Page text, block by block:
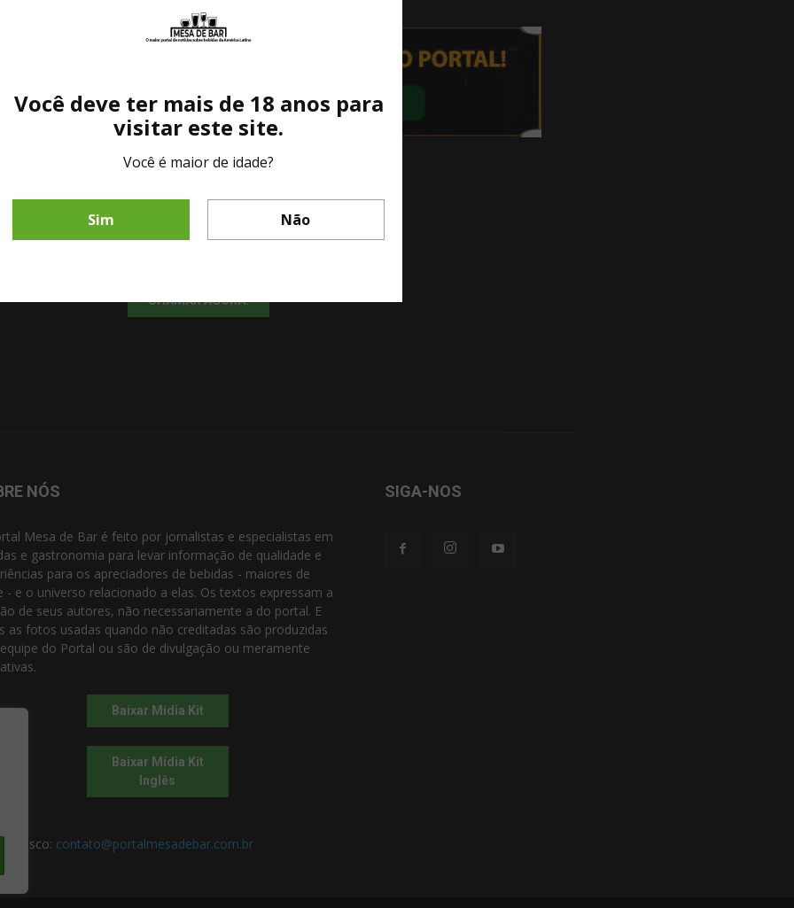
Fale diretamente com nosso representante comercial por whatsapp.
CHAMAR AGORA!
Você deve ter mais de 18 anos para
visitar este site.
Você é maior de idade?
Sim Não
NÓS
Mesa de Bar é feito por jornalistas e especialistas em
e gastronomia para levar informação de qualidade e
para os apreciadores de bebidas - maiores de
- e o universo relacionado a elas. Os textos expressam a
de seus autores, não necessariamente a do portal. E
as fotos usadas quando não creditadas são produzidas
do Portal ou são de divulgação ou meramente
Baixar Mídia Kit
Baixar Mídia Kit
Inglês
contato@portalmesadebar.com.br
SIGA-NOS